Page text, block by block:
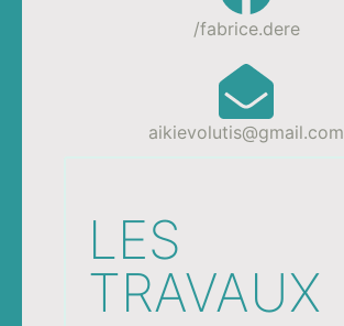
/fabrice.dere
aikievolutis@gmail.com
LES
TRAVAUX